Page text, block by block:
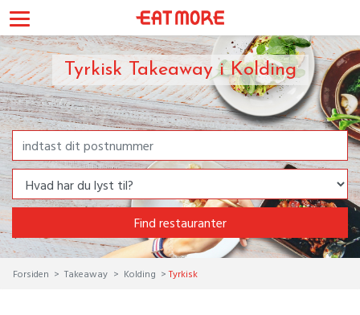
Tyrkisk Takeaway i Kolding
Find restauranter
Forsiden Takeaway Kolding Tyrkisk